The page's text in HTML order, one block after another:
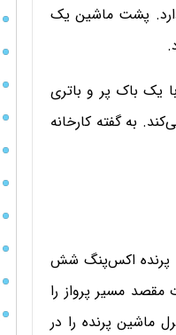
پشت ماشین یک
یک باک پر و باتری
می‌کند. به گفته کارخانه
پرنده اکس‌پنگ شش
مسیر پرواز را
ماشین پرنده را در